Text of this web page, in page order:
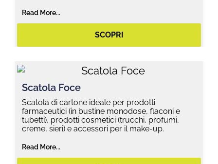
Read More...
SCOPRI
Scatola Foce
Scatola di cartone ideale per prodotti
farmaceutici (in bustine monodose, flaconi e
tubetti), prodotti cosmetici (trucchi, profumi,
creme, sieri) e accessori per il make-up.
Read More...